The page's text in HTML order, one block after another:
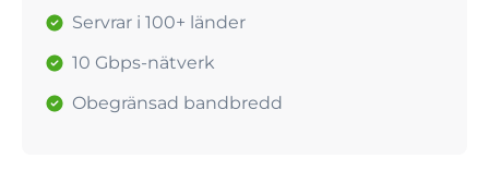
Servrar i 100+ länder
10 Gbps-nätverk
Obegränsad bandbredd